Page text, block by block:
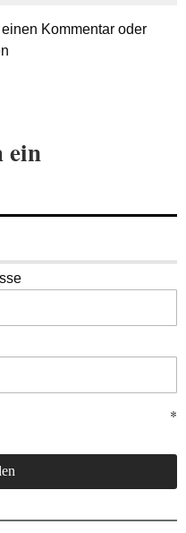
Kommentar oder
ein